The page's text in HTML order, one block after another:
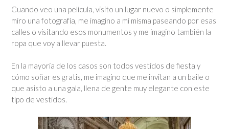
Cuando veo una película, visito un lugar nuevo o simplemente
miro una fotografía, me imagino a mí misma paseando por esas
calles o visitando esos monumentos y me imagino también la
ropa que voy a llevar puesta.
En la mayoría de los casos son todos vestidos de fiesta y
cómo soñar es gratis, me imagino que me invitan a un baile o
que asisto a una gala, llena de gente muy elegante con este
tipo de vestidos.